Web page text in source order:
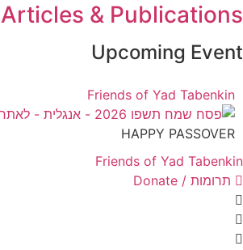
Articles & Publications
Upcoming Event
Friends of Yad Tabenkin
HAPPY PASSOVER
Friends of Yad Tabenkin
תרומות / Donate